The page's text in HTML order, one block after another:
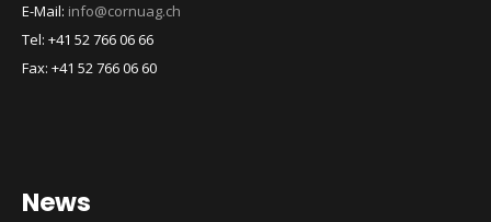
E-Mail: info@cornuag.ch
Tel: +41 52 766 06 66
Fax: +41 52 766 06 60
News